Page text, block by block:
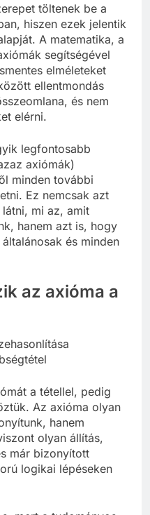
töltenek be a
hiszen ezek jelentik
A matematika, a
segítségével
elméleteket
ellentmondás
és nem
elérni.
legfontosabb
axiómák)
minden további
Ez nemcsak azt
mi az, amit
hanem azt is, hogy
és minden
az axióma a
a tétellel, pedig
Az axióma olyan
hanem
olyan állítás,
már bizonyított
logikai lépéseken